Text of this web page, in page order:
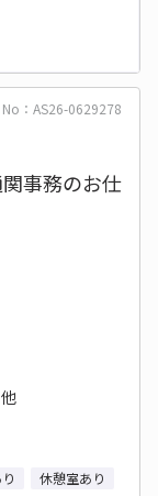
No：AS26-0629278
事務のお仕
休憩室あり